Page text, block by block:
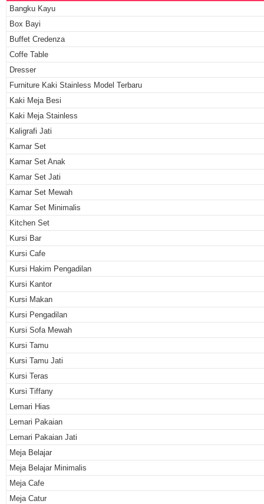
Bangku Kayu
Box Bayi
Buffet Credenza
Coffe Table
Dresser
Furniture Kaki Stainless Model Terbaru
Kaki Meja Besi
Kaki Meja Stainless
Kaligrafi Jati
Kamar Set
Kamar Set Anak
Kamar Set Jati
Kamar Set Mewah
Kamar Set Minimalis
Kitchen Set
Kursi Bar
Kursi Cafe
Kursi Hakim Pengadilan
Kursi Kantor
Kursi Makan
Kursi Pengadilan
Kursi Sofa Mewah
Kursi Tamu
Kursi Tamu Jati
Kursi Teras
Kursi Tiffany
Lemari Hias
Lemari Pakaian
Lemari Pakaian Jati
Meja Belajar
Meja Belajar Minimalis
Meja Cafe
Meja Catur